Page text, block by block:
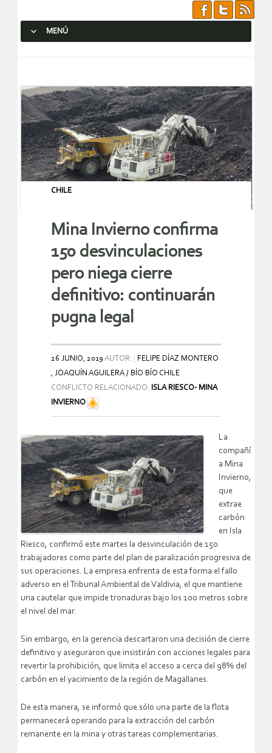
MENÚ
CHILE
Mina Invierno confirma
150 desvinculaciones
pero niega cierre
definitivo: continuarán
pugna legal
26 JUNIO, 2019 AUTOR:
FELIPE DÍAZ MONTERO
, JOAQUÍN AGUILERA / BÍO BÍO CHILE
CONFLICTO RELACIONADO: ISLA RIESCO- MINA
INVIERNO
La
compañí
a Mina
Invierno,
que
extrae
carbón
en Isla
Riesco, confirmó este martes la desvinculación de 150
trabajadores como parte del plan de paralización progresiva de
sus operaciones. La empresa enfrenta de esta forma el fallo
adverso en el Tribunal Ambiental de Valdivia, el que mantiene
una cautelar que impide tronaduras bajo los 100 metros sobre
el nivel del mar.
Sin embargo, en la gerencia descartaron una decisión de cierre
definitivo y aseguraron que insistirán con acciones legales para
revertir la prohibición, que limita el acceso a cerca del 98% del
carbón en el yacimiento de la región de Magallanes.
De esta manera, se informó que sólo una parte de la flota
permanecerá operando para la extracción del carbón
remanente en la mina y otras tareas complementarias.